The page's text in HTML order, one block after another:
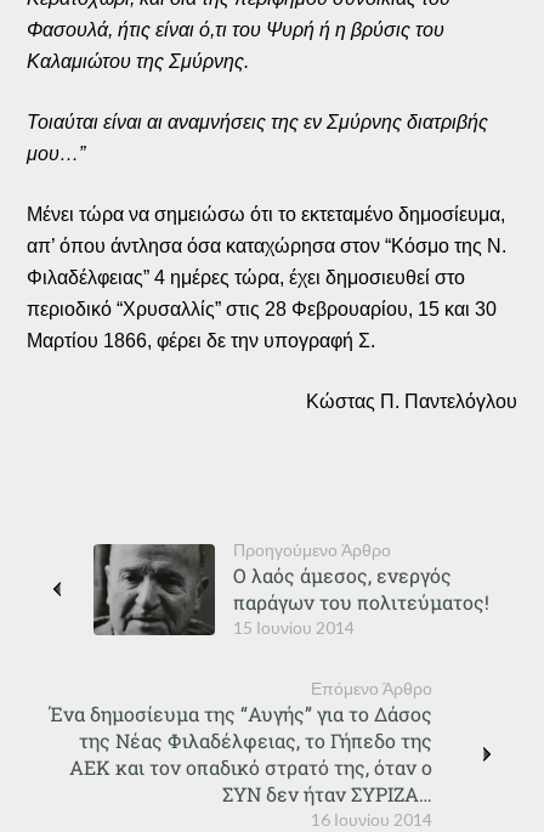
Φασουλά, ήτις είναι ό,τι του Ψυρή ή η βρύσις του
Καλαμιώτου της Σμύρνης.
Τοιαύται είναι αι αναμνήσεις της εν Σμύρνης διατριβής
μου…”
Μένει τώρα να σημειώσω ότι το εκτεταμένο δημοσίευμα,
απ’ όπου άντλησα όσα καταχώρησα στον “Κόσμο της Ν.
Φιλαδέλφειας” 4 ημέρες τώρα, έχει δημοσιευθεί στο
περιοδικό “Χρυσαλλίς” στις 28 Φεβρουαρίου, 15 και 30
Μαρτίου 1866, φέρει δε την υπογραφή Σ.
Κώστας Π. Παντελόγλου
Προηγούμενο Άρθρο
15 Ιουνίου 2014
Ο λαός άμεσος, ενεργός
παράγων του πολιτεύματος!
Επόμενο Άρθρο
16 Ιουνίου 2014
Ένα δημοσίευμα της “Αυγής” για το Δάσος
της Νέας Φιλαδέλφειας, το Γήπεδο της
ΑΕΚ και τον οπαδικό στρατό της, όταν ο
ΣΥΝ δεν ήταν ΣΥΡΙΖΑ…